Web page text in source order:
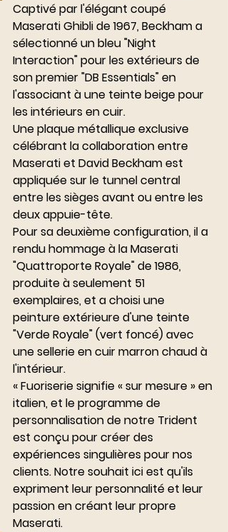
Captivé par l'élégant coupé
Maserati Ghibli de 1967, Beckham a
sélectionné un bleu "Night
Interaction" pour les extérieurs de
son premier "DB Essentials" en
l'associant à une teinte beige pour
les intérieurs en cuir.
Une plaque métallique exclusive
célébrant la collaboration entre
Maserati et David Beckham est
appliquée sur le tunnel central
entre les sièges avant ou entre les
deux appuie-tête.
Pour sa deuxième configuration, il a
rendu hommage à la Maserati
"Quattroporte Royale" de 1986,
produite à seulement 51
exemplaires, et a choisi une
peinture extérieure d'une teinte
"Verde Royale" (vert foncé) avec
une sellerie en cuir marron chaud à
l'intérieur.
« Fuoriserie signifie « sur mesure » en
italien, et le programme de
personnalisation de notre Trident
est conçu pour créer des
expériences singulières pour nos
clients. Notre souhait ici est qu'ils
expriment leur personnalité et leur
passion en créant leur propre
Maserati.